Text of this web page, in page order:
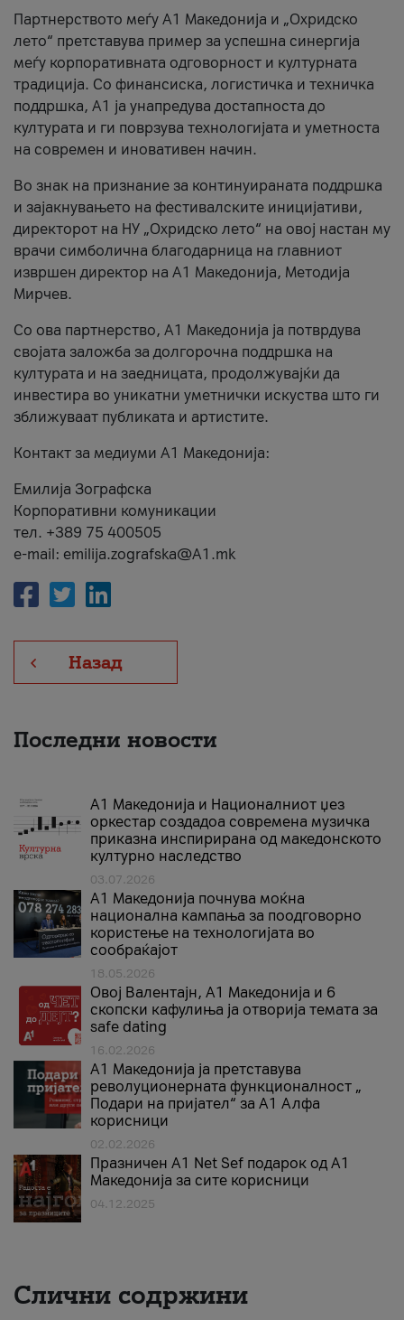
Партнерството меѓу A1 Македонија и „Охридско
лето“ претставува пример за успешна синергија
меѓу корпоративната одговорност и културната
традиција. Со финансиска, логистичка и техничка
поддршка, A1 ја унапредува достапноста до
културата и ги поврзува технологијата и уметноста
на современ и иновативен начин.
Во знак на признание за континуираната поддршка
и зајакнувањето на фестивалските иницијативи,
директорот на НУ „Охридско лето“ на овој настан му
врачи симболична благодарница на главниот
извршен директор на A1 Македонија, Методија
Мирчев.
Со ова партнерство, A1 Македонија ја потврдува
својата заложба за долгорочна поддршка на
културата и на заедницата, продолжувајќи да
инвестира во уникатни уметнички искуства што ги
зближуваат публиката и артистите.
Контакт за медиуми А1 Македонија:
Емилија Зографска
Корпоративни комуникации
тел. +389 75 400505
e-mail: emilija.zografska@A1.mk
Назад
Последни новости
А1 Македонија и Националниот џез
оркестар создадоа современа музичка
приказна инспирирана од македонското
културно наследство
03.07.2026
A1 Македонија почнува моќна
национална кампања за поодговорно
користење на технологијата во
сообраќајот
18.05.2026
Овој Валентајн, A1 Македонија и 6
скопски кафулиња ја отворија темата за
safe dating
16.02.2026
А1 Македонија ја претставува
револуционерната функционалност „
Подари на пријател“ за А1 Алфа
корисници
02.02.2026
Празничен A1 Net Sеf подарок од А1
Македонија за сите корисници
04.12.2025
Слични содржини